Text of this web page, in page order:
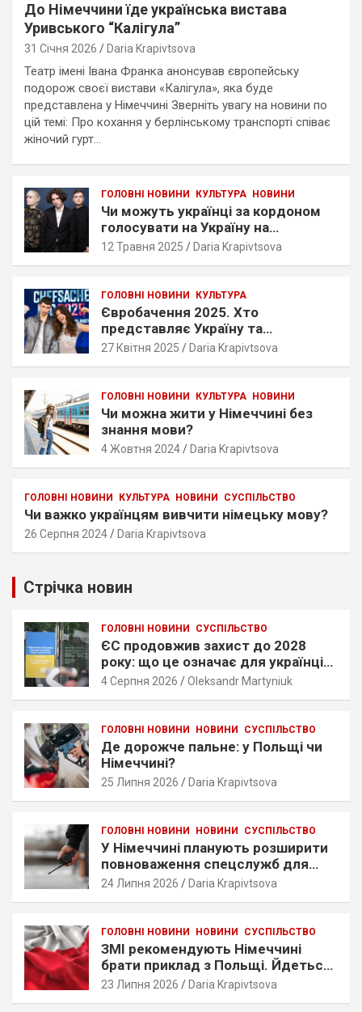
До Німеччини їде українська вистава
Уривського “Калігула”
31 Січня 2026 Daria Krapivtsova
Театр імені Івана Франка анонсував європейську
подорож своєї вистави «Калігула», яка буде
представлена у Німеччині Зверніть увагу на новини по
цій темі: Про кохання у берлінському транспорті співає
жіночий гурт…
ГОЛОВНІ НОВИНИ КУЛЬТУРА НОВИНИ
Чи можуть українці за кордоном
голосувати на Україну на
Євробаченні?
12 Травня 2025 Daria Krapivtsova
ГОЛОВНІ НОВИНИ КУЛЬТУРА
Євробачення 2025. Хто
представляє Україну та
Німеччину?
27 Квітня 2025 Daria Krapivtsova
ГОЛОВНІ НОВИНИ КУЛЬТУРА НОВИНИ
Чи можна жити у Німеччині без
знання мови?
4 Жовтня 2024 Daria Krapivtsova
ГОЛОВНІ НОВИНИ КУЛЬТУРА НОВИНИ СУСПІЛЬСТВО
Чи важко українцям вивчити німецьку мову?
26 Серпня 2024 Daria Krapivtsova
Стрічка новин
ГОЛОВНІ НОВИНИ СУСПІЛЬСТВО
ЄС продовжив захист до 2028
року: що це означає для українців
у Німеччині
4 Серпня 2026 Oleksandr Martyniuk
ГОЛОВНІ НОВИНИ НОВИНИ СУСПІЛЬСТВО
Де дорожче пальне: у Польщі чи
Німеччині?
25 Липня 2026 Daria Krapivtsova
ГОЛОВНІ НОВИНИ НОВИНИ СУСПІЛЬСТВО
У Німеччині планують розширити
повноваження спецслужб для
цифрового стеження
24 Липня 2026 Daria Krapivtsova
ГОЛОВНІ НОВИНИ НОВИНИ СУСПІЛЬСТВО
ЗМІ рекомендують Німеччині
брати приклад з Польщі. Йдеться
про ставлення до українців
23 Липня 2026 Daria Krapivtsova